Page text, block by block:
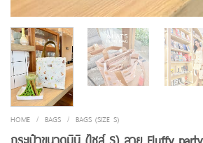
HOME / BAGS / BAGS (SIZE S)